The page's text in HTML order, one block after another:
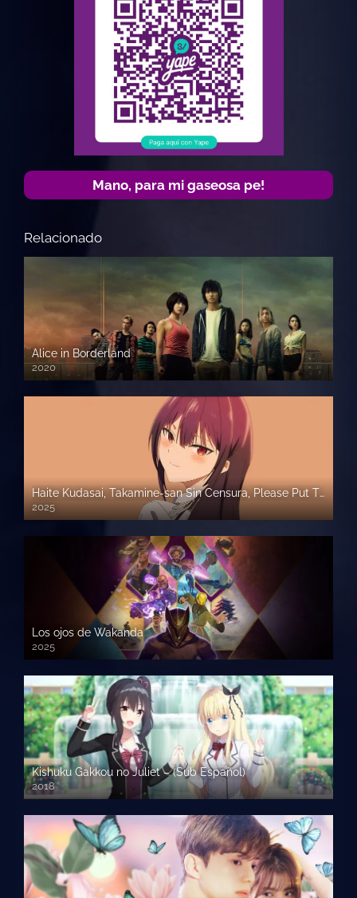
Mano, para mi gaseosa pe!
Relacionado
Alice in Borderland
2020
Haite Kudasai, Takamine-san Sin Censura, Please Put Them On, Por favor pontelos – Sub Español
2025
Los ojos de Wakanda
2025
Kishuku Gakkou no Juliet – (Sub Español)
2018